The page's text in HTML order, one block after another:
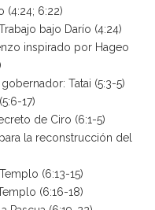
(4:24; 6:22)
bajo Darío (4:24)
inspirado por Hageo
Tatai (5:3-5)
17)
de Ciro (6:1-5)
la reconstrucción del
(6:13-15)
(6:16-18)